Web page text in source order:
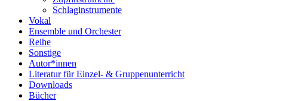
Schlaginstrumente
Vokal
Ensemble und Orchester
Reihe
Sonstige
Autor*innen
Literatur für Einzel- & Gruppenunterricht
Downloads
Bücher